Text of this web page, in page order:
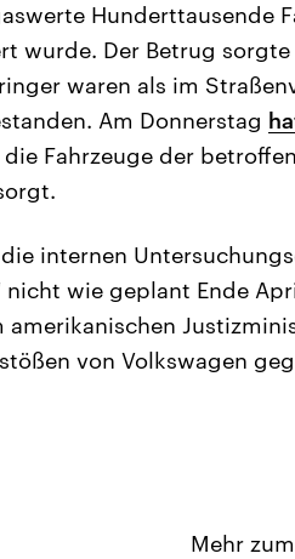
Hunderttausende
wurde. Der Betrug
waren als im
Am Donnerstag
die Fahrzeuge der
internen
wie geplant Ende
amerikanischen
von Volkswagen
Mehr